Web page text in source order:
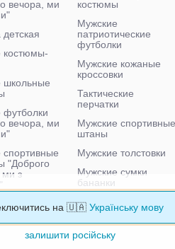
вечора, ми
костюмы-
школьные
футболки
вечора, ми
спортивные
"Доброго
ми з
велосипеды
костюмы
Мужские
патриотические
футболки
Мужские кожаные
кроссовки
Тактические
перчатки
Мужские спортивные
штаны
Мужские толстовки
Мужские сумки
бананки
Мужские тактические
кроссовки
на 🇺🇦 Українську мову
залишити російську